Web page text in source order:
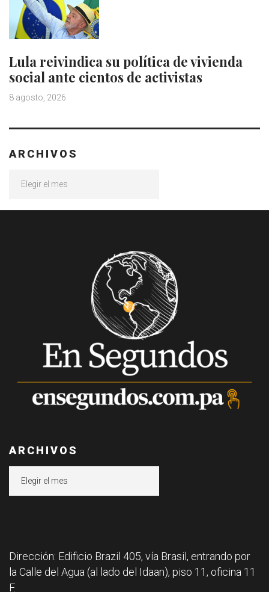
Lula reivindica su política de vivienda
social ante cientos de activistas
8 agosto, 2026
ARCHIVOS
ARCHIVOS
Dirección: Edificio Brazil 405, vía Brasil, entrando por
la Calle del Agua (al lado del Idaan), piso 11, oficina 11
F.